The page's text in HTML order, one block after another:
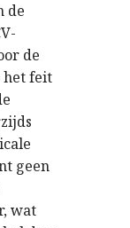
de
de
het feit
geen
wat